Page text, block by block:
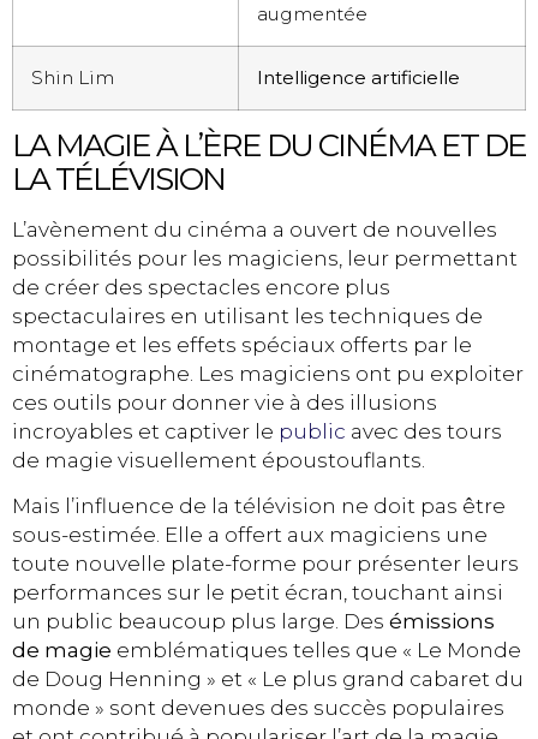
augmentée
Shin Lim Intelligence artificielle
LA MAGIE À L’ÈRE DU CINÉMA ET DE
LA TÉLÉVISION
L’avènement du cinéma a ouvert de nouvelles
possibilités pour les magiciens, leur permettant
de créer des spectacles encore plus
spectaculaires en utilisant les techniques de
montage et les effets spéciaux offerts par le
cinématographe. Les magiciens ont pu exploiter
ces outils pour donner vie à des illusions
incroyables et captiver le public avec des tours
de magie visuellement époustouflants.
Mais l’influence de la télévision ne doit pas être
sous-estimée. Elle a offert aux magiciens une
toute nouvelle plate-forme pour présenter leurs
performances sur le petit écran, touchant ainsi
un public beaucoup plus large. Des émissions
de magie emblématiques telles que « Le Monde
de Doug Henning » et « Le plus grand cabaret du
monde » sont devenues des succès populaires